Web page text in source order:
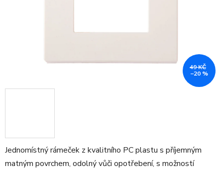
Jednomístný rámeček z kvalitního PC plastu s příjemným
matným povrchem, odolný vůči opotřebení, s možností
49 KČ
–20 %